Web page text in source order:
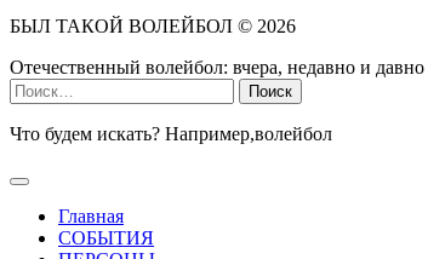
БЫЛ ТАКОЙ ВОЛЕЙБОЛ © 2026
Отечественный волейбол: вчера, недавно и давно
Найти:
Что будем искать? Например,волейбол
Главная
СОБЫТИЯ